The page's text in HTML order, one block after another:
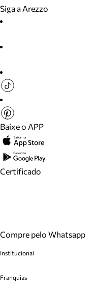
Siga a Arezzo
Baixe o APP
Certificado
Compre pelo Whatsapp
Institucional
Cashback
Franquias